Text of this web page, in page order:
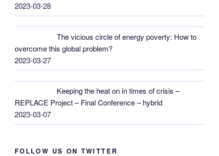
2023-03-28
The vicious circle of energy poverty: How to
overcome this global problem?
2023-03-27
Keeping the heat on in times of crisis –
REPLACE Project – Final Conference – hybrid
2023-03-07
FOLLOW US ON TWITTER